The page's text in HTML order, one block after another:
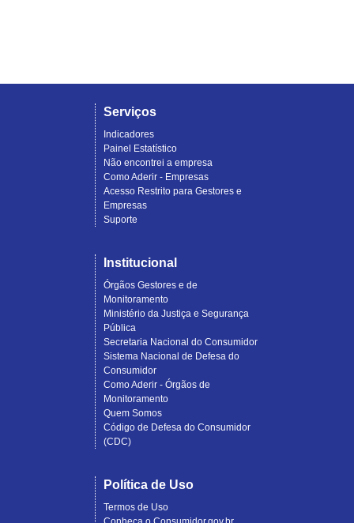
Serviços
Indicadores
Painel Estatístico
Não encontrei a empresa
Como Aderir - Empresas
Acesso Restrito para Gestores e
Empresas
Suporte
Institucional
Órgãos Gestores e de
Monitoramento
Ministério da Justiça e Segurança
Pública
Secretaria Nacional do Consumidor
Sistema Nacional de Defesa do
Consumidor
Como Aderir - Órgãos de
Monitoramento
Quem Somos
Código de Defesa do Consumidor
(CDC)
Política de Uso
Termos de Uso